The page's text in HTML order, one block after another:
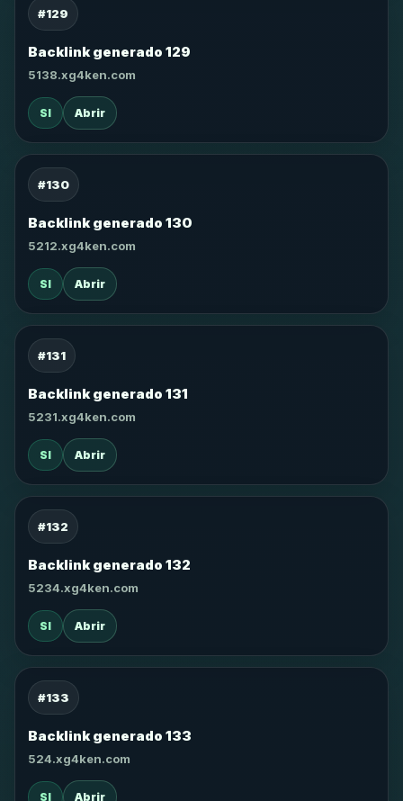
#129
Backlink generado 129
5138.xg4ken.com
SI Abrir
#130
Backlink generado 130
5212.xg4ken.com
SI Abrir
#131
Backlink generado 131
5231.xg4ken.com
SI Abrir
#132
Backlink generado 132
5234.xg4ken.com
SI Abrir
#133
Backlink generado 133
524.xg4ken.com
SI Abrir